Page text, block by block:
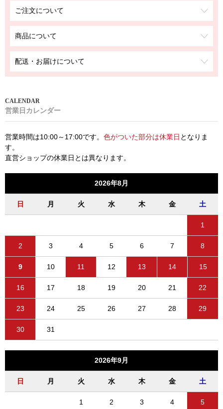
ご注文について
商品について
配送・お届けについて
営業日カレンダー
営業時間は10:00～17:00です。 色がついた部分は休業日 となりま
す。
直営ショップの休業日とは異なります。
2026年8月
日 月 火 水 木 金 土
1
2 3 4 5 6 7 8
9 10 11 12 13 14 15
16 17 18 19 20 21 22
23 24 25 26 27 28 29
30 31
2026年9月
日 月 火 水 木 金 土
1 2 3 4 5